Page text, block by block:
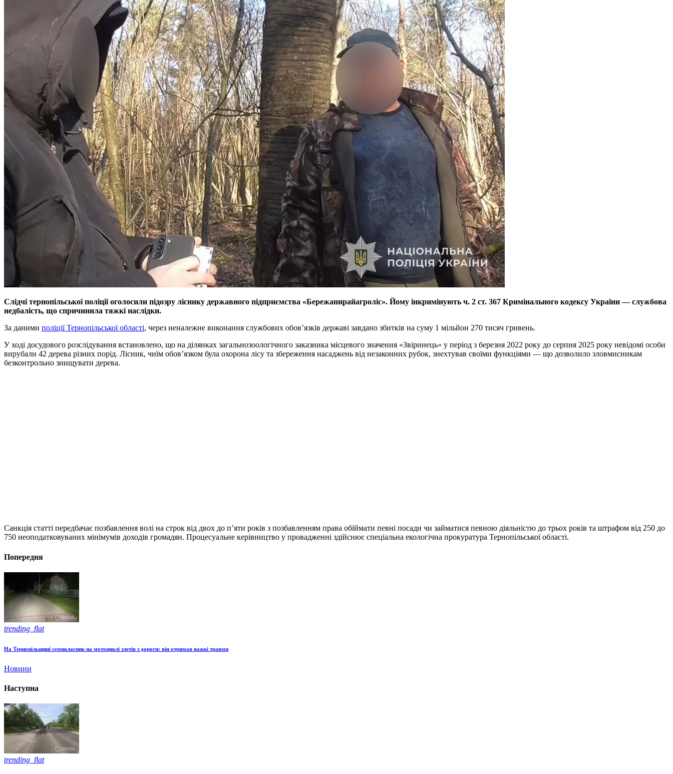
Слідчі тернопільської поліції оголосили підозру ліснику державного підприємства «Бережанирайагроліс». Йому інкримінують ч. 2 ст. 367 Кримінального кодексу України — службова
недбалість, що спричинила тяжкі наслідки.
За даними поліції Тернопільської області, через неналежне виконання службових обов’язків державі завдано збитків на суму 1 мільйон 270 тисяч гривень.
У ході досудового розслідування встановлено, що на ділянках загальнозоологічного заказника місцевого значення «Звіринець» у період з березня 2022 року до серпня 2025 року невідомі особи
вирубали 42 дерева різних порід. Лісник, чиїм обов’язком була охорона лісу та збереження насаджень від незаконних рубок, знехтував своїми функціями — що дозволило зловмисникам
безконтрольно знищувати дерева.
Санкція статті передбачає позбавлення волі на строк від двох до п’яти років з позбавленням права обіймати певні посади чи займатися певною діяльністю до трьох років та штрафом від 250 до
750 неоподатковуваних мінімумів доходів громадян. Процесуальне керівництво у провадженні здійснює спеціальна екологічна прокуратура Тернопільської області.
Попередня
trending_flat
На Тернопільщині семикласник на мотоциклі злетів з дороги: він отримав важкі травми
Новини
Наступна
trending_flat